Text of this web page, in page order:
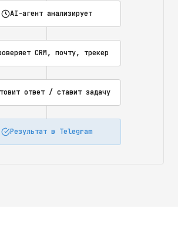
AI-агент анализирует
CRM, почту, трекер
ответ / ставит задачу
Результат в Telegram